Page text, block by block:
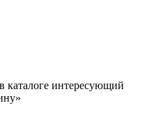
каталоге интересующий